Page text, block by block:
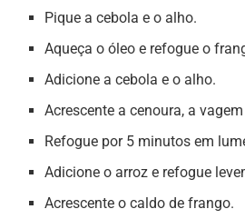
Pique a cebola e o alho.
Aqueça o óleo e refogue o
Adicione a cebola e o alho.
Acrescente a cenoura, a
Refogue por 5 minutos em
Adicione o arroz e refogue
Acrescente o caldo de frango.